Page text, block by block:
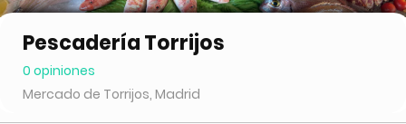
Pescadería Torrijos
0 opiniones
Mercado de Torrijos, Madrid